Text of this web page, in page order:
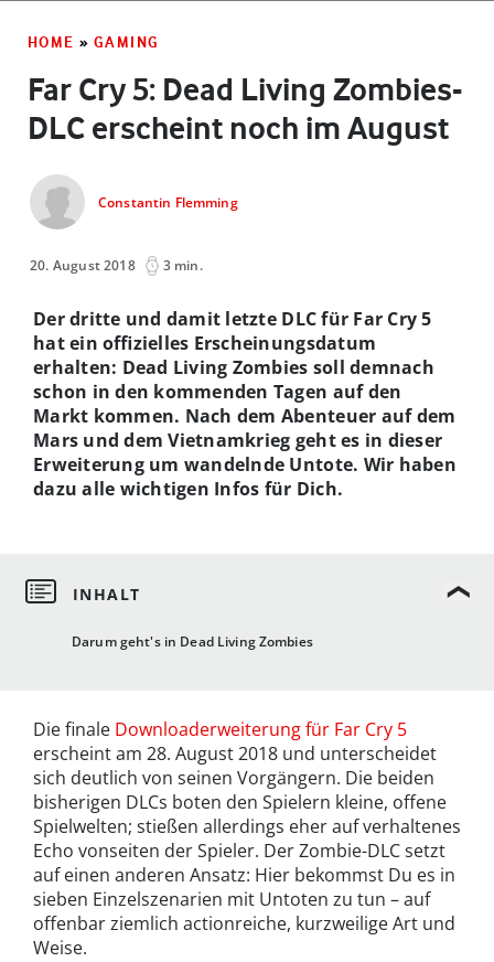
HOME » GAMING
Far Cry 5: Dead Living Zombies-
DLC erscheint noch im August
Constantin Flemming
20. August 2018 3 min.
Darum geht's in Dead Living Zombies
Der dritte und damit letzte DLC für Far Cry 5
hat ein offizielles Erscheinungsdatum
erhalten: Dead Living Zombies soll demnach
schon in den kommenden Tagen auf den
Markt kommen. Nach dem Abenteuer auf dem
Mars und dem Vietnamkrieg geht es in dieser
Erweiterung um wandelnde Untote. Wir haben
dazu alle wichtigen Infos für Dich.
Die finale Downloaderweiterung für Far Cry 5
erscheint am 28. August 2018 und unterscheidet
sich deutlich von seinen Vorgängern. Die beiden
bisherigen DLCs boten den Spielern kleine, offene
Spielwelten; stießen allerdings eher auf verhaltenes
Echo vonseiten der Spieler. Der Zombie-DLC setzt
auf einen anderen Ansatz: Hier bekommst Du es in
sieben Einzelszenarien mit Untoten zu tun – auf
offenbar ziemlich actionreiche, kurzweilige Art und
Weise.